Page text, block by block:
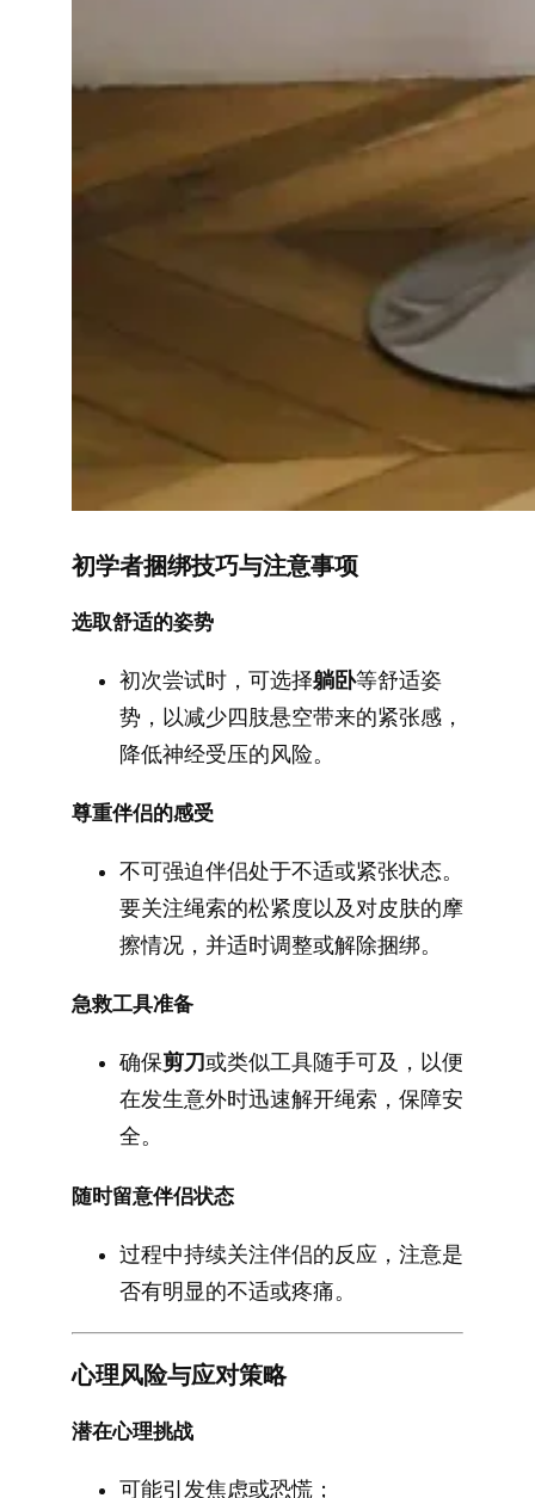
初学者捆绑技巧与注意事项
选取舒适的姿势
初次尝试时，可选择躺卧等舒适姿
势，以减少四肢悬空带来的紧张感，
降低神经受压的风险。
尊重伴侣的感受
不可强迫伴侣处于不适或紧张状态。
要关注绳索的松紧度以及对皮肤的摩
擦情况，并适时调整或解除捆绑。
急救工具准备
确保剪刀或类似工具随手可及，以便
在发生意外时迅速解开绳索，保障安
全。
随时留意伴侣状态
过程中持续关注伴侣的反应，注意是
否有明显的不适或疼痛。
心理风险与应对策略
潜在心理挑战
可能引发焦虑或恐慌；